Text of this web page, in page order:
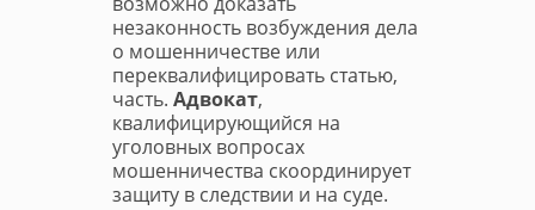
незаконность возбуждения дела
о мошенничестве или
переквалифицировать статью,
часть. Адвокат,
квалифицирующийся на
уголовных вопросах
мошенничества скоординирует
защиту в следствии и на суде.